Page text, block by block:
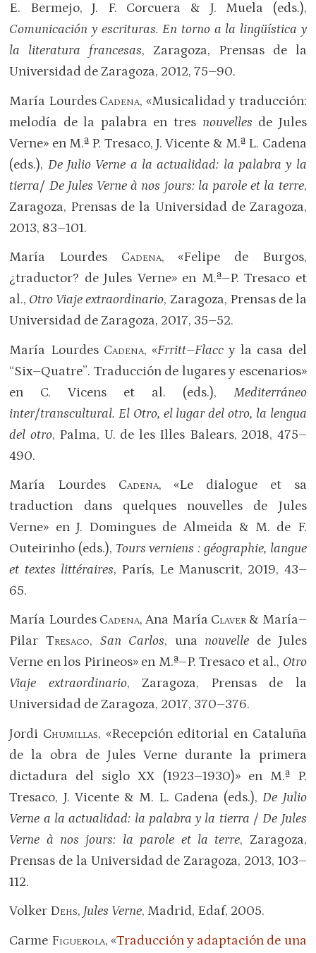
E. Bermejo, J. F. Corcuera & J. Muela (eds.),
Comunicación y escrituras. En torno a la lingüística y
la literatura francesas, Zaragoza, Prensas de la
Universidad de Zaragoza, 2012, 75–90.
María Lourdes Cadena, «Musicalidad y traducción:
melodía de la palabra en tres nouvelles de Jules
Verne» en M.ª P. Tresaco, J. Vicente & M.ª L. Cadena
(eds.), De Julio Verne a la actualidad: la palabra y la
tierra/ De Jules Verne à nos jours: la parole et la terre,
Zaragoza, Prensas de la Universidad de Zaragoza,
2013, 83–101.
María Lourdes Cadena, «Felipe de Burgos,
¿traductor? de Jules Verne» en M.ª–P. Tresaco et
al., Otro Viaje extraordinario, Zaragoza, Prensas de la
Universidad de Zaragoza, 2017, 35–52.
María Lourdes Cadena, «Frritt–Flaccy la casa del
“Six–Quatre”. Traducción de lugares y escenarios»
en C. Vicens et al. (eds.), Mediterráneo
inter/transcultural. El Otro, el lugar del otro, la lengua
del otro, Palma, U. de les Illes Balears, 2018, 475–
490.
María Lourdes Cadena, «Le dialogue et sa
traduction dans quelques nouvelles de Jules
Verne» en J. Domingues de Almeida & M. de F.
Outeirinho (eds.), Tours verniens : géographie, langue
et textes littéraires, París, Le Manuscrit, 2019, 43–
65.
María Lourdes Cadena, Ana María Claver & María–
PilarTresaco, San Carlos, una nouvelle de Jules
Verne en los Pirineos» en M.ª–P. Tresaco et al., Otro
Viaje extraordinario, Zaragoza, Prensas de la
Universidad de Zaragoza, 2017, 370–376.
Jordi Chumillas, «Recepción editorial en Cataluña
de la obra de Jules Verne durante la primera
dictadura del siglo XX (1923–1930)» en M.ª P.
Tresaco, J. Vicente & M. L. Cadena (eds.),De Julio
Verne a la actualidad: la palabra y la tierra /De Jules
Verne à nos jours: la parole et la terre, Zaragoza,
Prensas de la Universidad de Zaragoza, 2013, 103–
112.
Volker Dehs, Jules Verne, Madrid, Edaf, 2005.
Carme Figuerola, «Traducción y adaptación de una